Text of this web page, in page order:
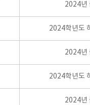
2024년
2024학년도
2024년
2024학년도
2024년